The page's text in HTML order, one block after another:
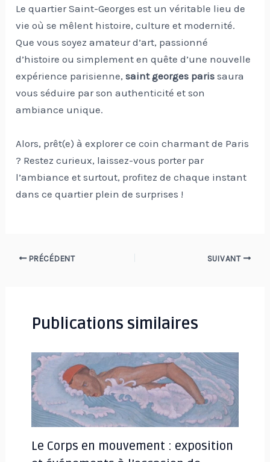
Le quartier Saint-Georges est un véritable lieu de
vie où se mêlent histoire, culture et modernité.
Que vous soyez amateur d’art, passionné
d’histoire ou simplement en quête d’une nouvelle
expérience parisienne,saint georges paris saura
vous séduire par son authenticité et son
ambiance unique.
Alors, prêt(e) à explorer ce coin charmant de Paris
? Restez curieux, laissez-vous porter par
l’ambiance et surtout, profitez de chaque instant
dans ce quartier plein de surprises !
Navigation
PRÉCÉDENT SUIVANT
Publications similaires
Le Corps en mouvement : exposition